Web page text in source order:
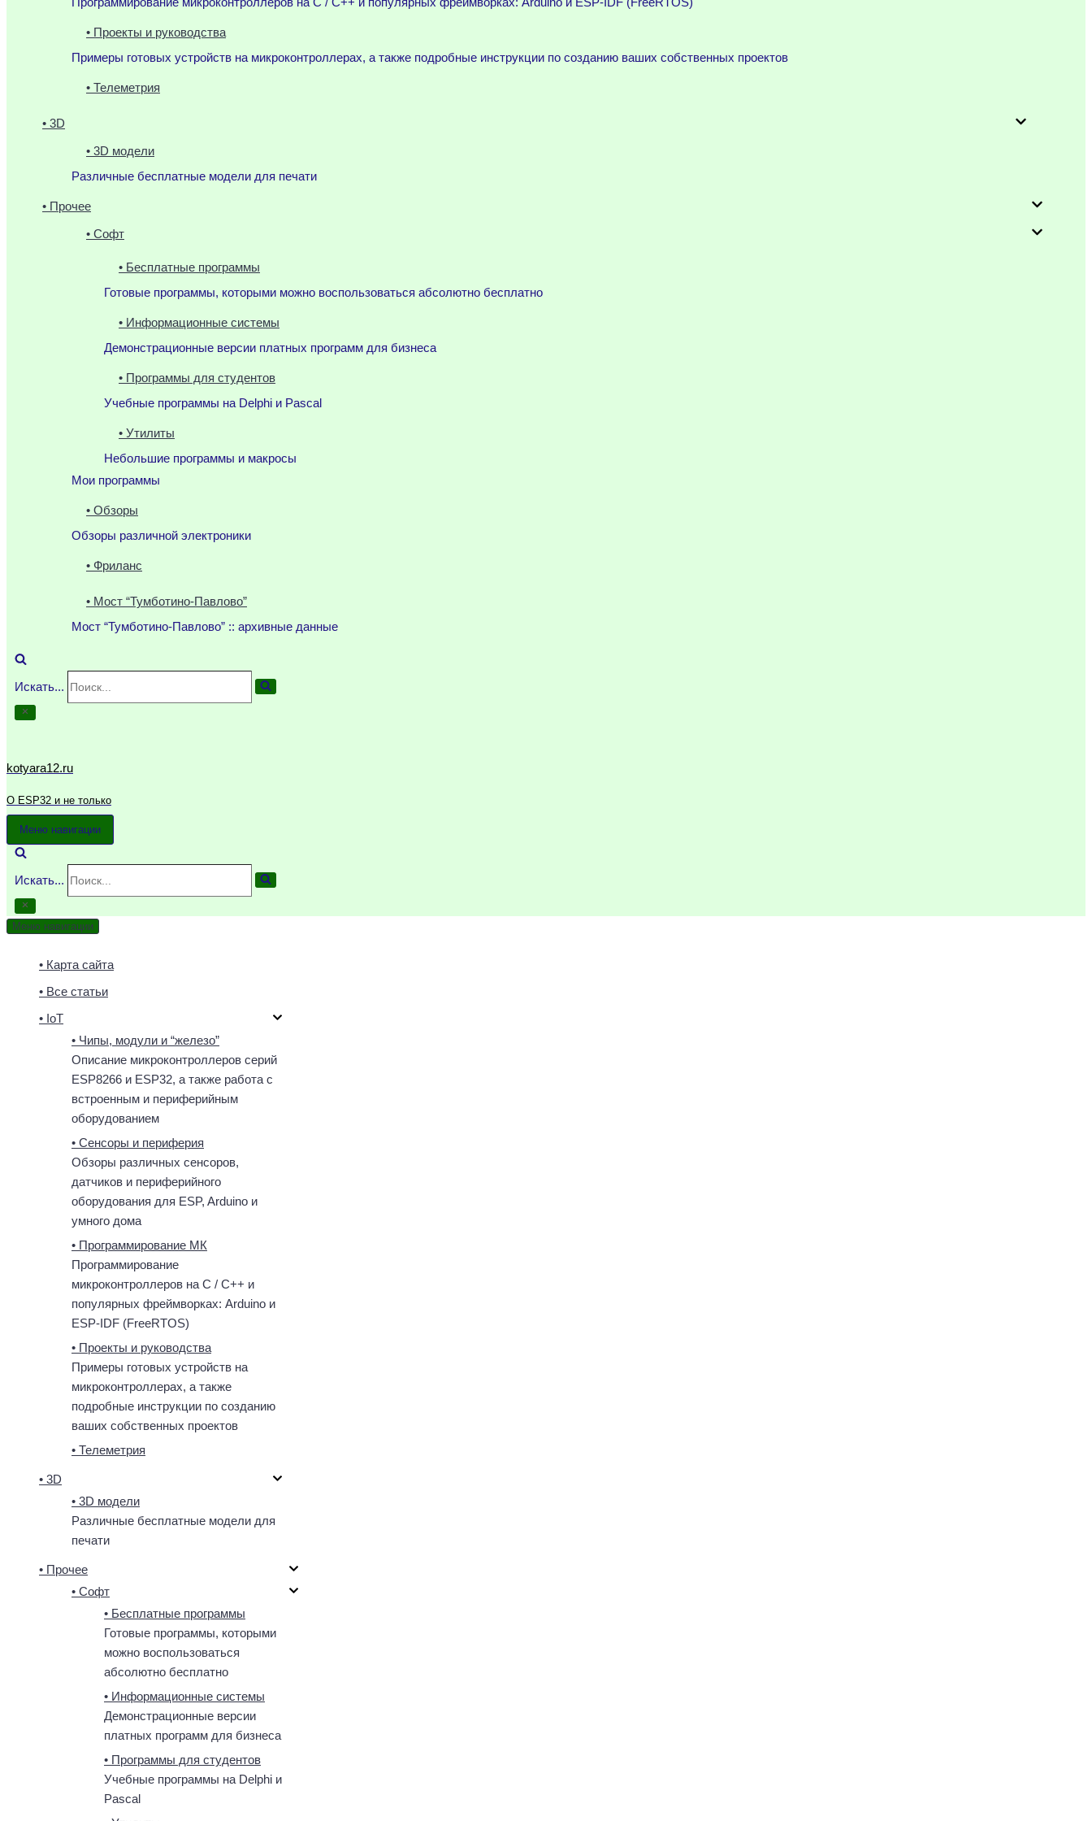
• Проекты и руководства
Примеры готовых устройств на микроконтроллерах, а также подробные инструкции по созданию ваших собственных проектов
• Телеметрия
• 3D
• 3D модели
Различные бесплатные модели для печати
• Прочее
• Софт
• Бесплатные программы
Готовые программы, которыми можно воспользоваться абсолютно бесплатно
• Информационные системы
Демонстрационные версии платных программ для бизнеса
• Программы для студентов
Учебные программы на Delphi и Pascal
• Утилиты
Небольшие программы и макросы
Мои программы
• Обзоры
Обзоры различной электроники
• Фриланс
• Мост “Тумботино-Павлово”
Мост “Тумботино-Павлово” :: архивные данные
Искать...
kotyara12.ru
О ESP32 и не только
Меню навигации
Искать...
Меню навигации
• Карта сайта
• Все статьи
• IoT
• Чипы, модули и “железо”
Описание микроконтроллеров серий
ESP8266 и ESP32, а также работа с
встроенным и периферийным
оборудованием
• Сенсоры и периферия
Обзоры различных сенсоров,
датчиков и периферийного
оборудования для ESP, Arduino и
умного дома
• Программирование МК
Программирование
микроконтроллеров на C / C++ и
популярных фреймворках: Arduino и
ESP-IDF (FreeRTOS)
• Проекты и руководства
Примеры готовых устройств на
микроконтроллерах, а также
подробные инструкции по созданию
ваших собственных проектов
• Телеметрия
• 3D
• 3D модели
Различные бесплатные модели для
печати
• Прочее
• Софт
• Бесплатные программы
Готовые программы, которыми
можно воспользоваться
абсолютно бесплатно
• Информационные системы
Демонстрационные версии
платных программ для бизнеса
• Программы для студентов
Учебные программы на Delphi и
Pascal